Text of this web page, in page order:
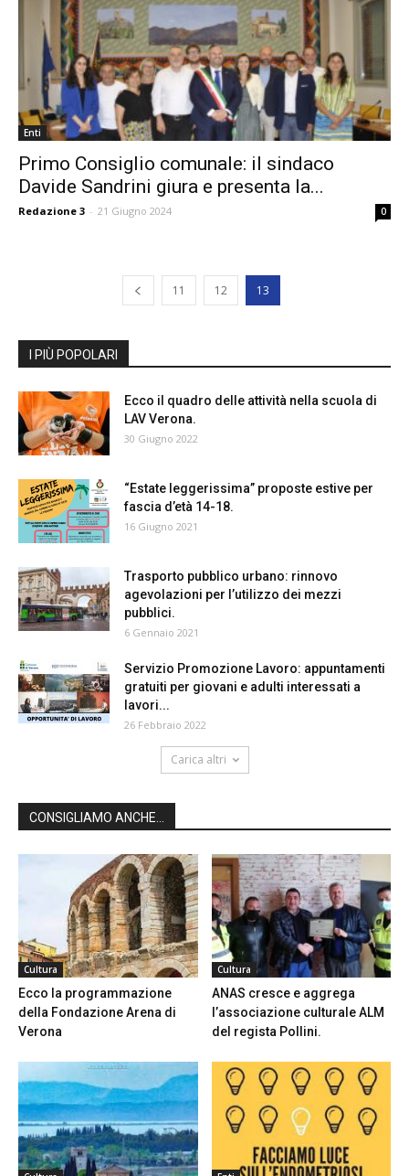
Enti
Primo Consiglio comunale: il sindaco
Davide Sandrini giura e presenta la...
Redazione 3 - 21 Giugno 2024 0
11 12 13
I PIÙ POPOLARI
Ecco il quadro delle attività nella scuola di
LAV Verona.
30 Giugno 2022
“Estate leggerissima” proposte estive per
fascia d’età 14-18.
16 Giugno 2021
Trasporto pubblico urbano: rinnovo
agevolazioni per l’utilizzo dei mezzi
pubblici.
6 Gennaio 2021
Servizio Promozione Lavoro: appuntamenti
gratuiti per giovani e adulti interessati a
lavori...
26 Febbraio 2022
Carica altri
CONSIGLIAMO ANCHE...
Cultura
Ecco la programmazione
della Fondazione Arena di
Verona
Cultura
ANAS cresce e aggrega
l’associazione culturale ALM
del regista Pollini.